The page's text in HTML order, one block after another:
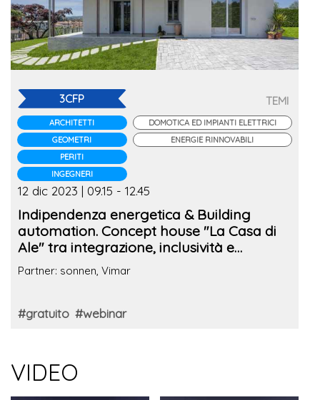
3CFP
ARCHITETTI
GEOMETRI
PERITI
INGEGNERI
TEMI
DOMOTICA ED IMPIANTI ELETTRICI
ENERGIE RINNOVABILI
12 dic 2023 | 09.15 - 12.45
Indipendenza energetica & Building
automation. Concept house "La Casa di
Ale" tra integrazione, inclusività e
sicurezza
Partner: sonnen, Vimar
#gratuito #webinar
VIDEO